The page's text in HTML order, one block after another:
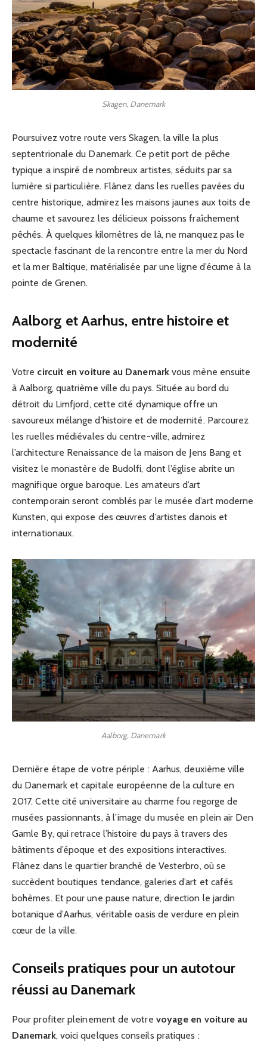
Skagen, Danemark
Poursuivez votre route vers Skagen, la ville la plus
septentrionale du Danemark. Ce petit port de pêche
typique a inspiré de nombreux artistes, séduits par sa
lumière si particulière. Flânez dans les ruelles pavées du
centre historique, admirez les maisons jaunes aux toits de
chaume et savourez les délicieux poissons fraîchement
pêchés. À quelques kilomètres de là, ne manquez pas le
spectacle fascinant de la rencontre entre la mer du Nord
et la mer Baltique, matérialisée par une ligne d’écume à la
pointe de Grenen.
Aalborg et Aarhus, entre histoire et
modernité
Votre circuit en voiture au Danemarkvous mène ensuite
à Aalborg, quatrième ville du pays. Située au bord du
détroit du Limfjord, cette cité dynamique offre un
savoureux mélange d’histoire et de modernité. Parcourez
les ruelles médiévales du centre-ville, admirez
l’architecture Renaissance de la maison de Jens Bang et
visitez le monastère de Budolfi, dont l’église abrite un
magnifique orgue baroque. Les amateurs d’art
contemporain seront comblés par le musée d’art moderne
Kunsten, qui expose des œuvres d’artistes danois et
internationaux.
Aalborg, Danemark
Dernière étape de votre périple : Aarhus, deuxième ville
du Danemark et capitale européenne de la culture en
2017. Cette cité universitaire au charme fou regorge de
musées passionnants, à l’image du musée en plein air Den
Gamle By, qui retrace l’histoire du pays à travers des
bâtiments d’époque et des expositions interactives.
Flânez dans le quartier branché de Vesterbro, où se
succèdent boutiques tendance, galeries d’art et cafés
bohèmes. Et pour une pause nature, direction le jardin
botanique d’Aarhus, véritable oasis de verdure en plein
cœur de la ville.
Conseils pratiques pour un autotour
réussi au Danemark
Pour profiter pleinement de votre voyage en voiture au
Danemark, voici quelques conseils pratiques :